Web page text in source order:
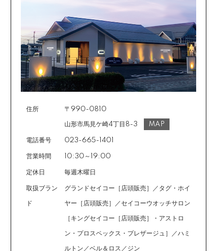
返品の詳細はこちら
カード不要の分割払い 【無金利で最大
60回分割】
《ショッピングクレジット》
ご注文受付メールにあわせて、お手続き用のURLをEメ
ールまたはショートメールにてお送りいたします。必要
事項をご入力の上、お手続きをお願いいたします。分割
回数は基本的に10～60回の中からお選びいただきま
場合によっては2～6回も可能ですのでご希望のお客様は
ご注文時に備考欄でお知らせください。※ショッピングク
住所 〒990-0810
山形市馬見ケ崎4丁目8-3 MAP
電話番号 023-665-1401
営業時間 10:30～19:00
定休日 毎週木曜日
取扱ブラン
ド
グランドセイコー［店頭販売］／タグ・ホイ
ヤー［店頭販売］／セイコーウオッチサロン
［キングセイコー［店頭販売］・アストロ
ン・プロスペックス・プレザージュ］／ハミ
ルトン／ベル＆ロス／ジン